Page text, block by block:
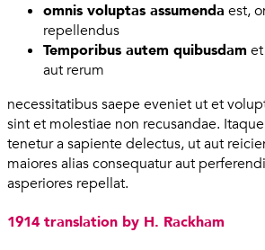
omnis voluptas assumenda est,
repellendus
Temporibus autem quibusdam
aut rerum
necessitatibus saepe eveniet ut et
sint et molestiae non recusandae.
tenetur a sapiente delectus, ut aut
maiores alias consequatur aut
asperiores repellat.
1914 translation by H. Rackham